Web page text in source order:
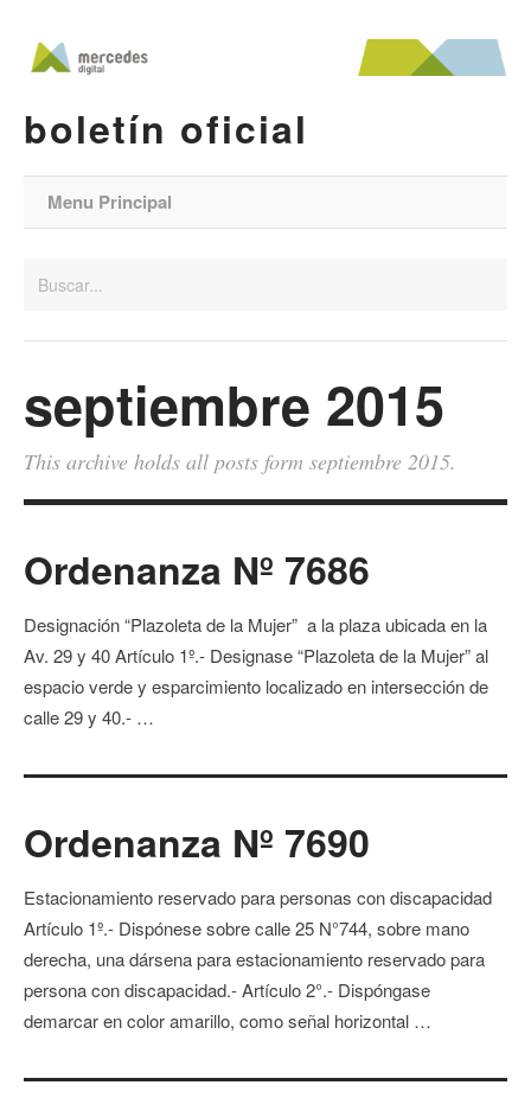
boletín oficial
Menu Principal
septiembre 2015
This archive holds all posts form septiembre 2015.
Ordenanza Nº 7686
Designación “Plazoleta de la Mujer” a la plaza ubicada en la
Av. 29 y 40 Artículo 1º.- Designase “Plazoleta de la Mujer” al
espacio verde y esparcimiento localizado en intersección de
calle 29 y 40.- …
Ordenanza Nº 7690
Estacionamiento reservado para personas con discapacidad
Artículo 1º.- Dispónese sobre calle 25 N°744, sobre mano
derecha, una dársena para estacionamiento reservado para
persona con discapacidad.- Artículo 2°.- Dispóngase
demarcar en color amarillo, como señal horizontal …